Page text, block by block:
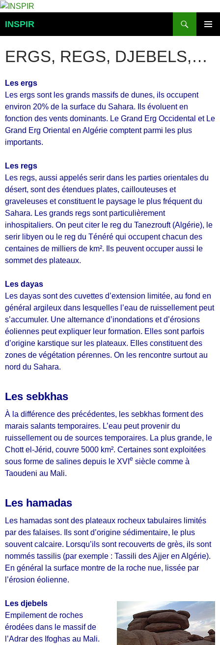
Aller
contenu
INSPIR
ERGS, REGS, DJEBELS,…
Les ergs
Les ergs sont les grands massifs de dunes, ils occupent
environ 20% de la surface du Sahara. Ils évoluent en
fonction des vents dominants. Le Grand Erg Occidental et Le
Grand Erg Oriental en Algérie comptent parmi les plus
importants.
Les regs
Les regs, aussi appelés serir dans les parties orientales du
désert, sont des étendues plates, caillouteuses et
graveleuses et constituent le paysage le plus fréquent du
Sahara. Les grands regs sont particulièrement
inhospitaliers. On peut citer le reg du Tanezrouft (Algérie), le
serir libyen ou le reg du Ténéré qui occupent chacun des
centaines de milliers de km². Ils peuvent occuper aussi le
sommet des plateaux.
Les dayas
Les dayas sont des cuvettes d’extension limitée, au fond en
général argileux dans lesquelles l’eau de ruissellement peut
s’accumuler. Une alternance d’inondations et d’érosions
éoliennes peut expliquer leur formation. Elles sont parfois
d’origine karstique sur les plateaux. Elles constituent des
zones de végétation pérennes. On les rencontre surtout au
nord du Sahara.
Les sebkhas
À la différence des précédentes, les sebkhas forment des
marais salants temporaires. L’eau peut provenir du
ruissellement ou de sources temporaires. La plus grande, le
Chott el-Jérid, couvre 5000 km². Certaines sont exploitées
sous forme de salines depuis le XVI e siècle comme à
Taoudeni au Mali.
Les hamadas
Les hamadas sont des plateaux rocheux tabulaires limités
par des falaises. Ils sont d’origine sédimentaire, le plus
souvent calcaire. Lorsqu’ils sont recouverts de grès, ils sont
nommés tassilis (par exemple : Tassili des Ajjer en Algérie).
En général la surface montre de la roche nue, lissée par
l’érosion éolienne.
Les djebels
Empilement de roches
érodées dans le massif de
l’Adrar des Ifoghas au Mali.